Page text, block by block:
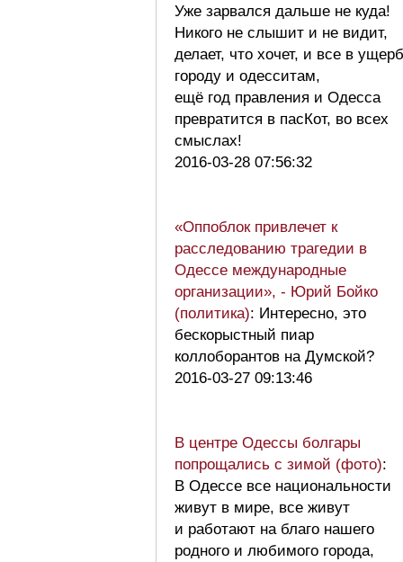
Уже зарвался дальше не куда!
Никого не слышит и не видит,
делает, что хочет, и все в ущерб
городу и одесситам,
ещё год правления и Одесса
превратится в пасКот, во всех
смыслах!
2016-03-28 07:56:32
«Оппоблок привлечет к
расследованию трагедии в
Одессе международные
организации», - Юрий Бойко
(политика): Интересно, это
бескорыстный пиар
коллоборантов на Думской?
2016-03-27 09:13:46
В центре Одессы болгары
попрощались с зимой (фото):
В Одессе все национальности
живут в мире, все живут
и работают на благо нашего
родного и любимого города,